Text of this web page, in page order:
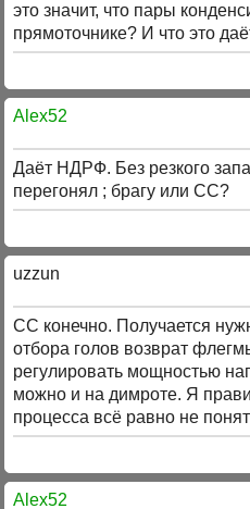
это значит, что пары
прямоточнике? И что это
Alex52
Даёт НДРФ. Без резкого
перегонял ; брагу или СС?
uzzun
СС конечно. Получается
отбора голов возврат
регулировать мощностью
можно и на димроте. Я
процесса всё равно не
Alex52